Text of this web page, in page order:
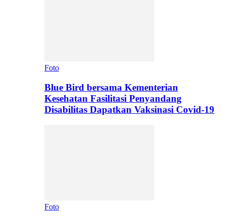
Foto
Blue Bird bersama Kementerian
Kesehatan Fasilitasi Penyandang
Disabilitas Dapatkan Vaksinasi Covid-19
Foto